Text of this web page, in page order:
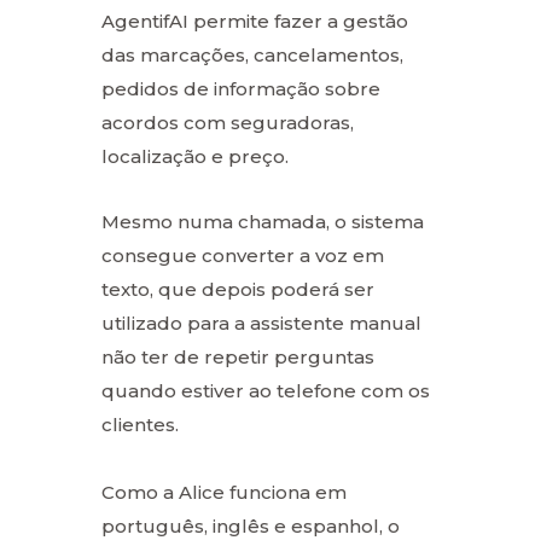
AgentifAI permite fazer a gestão
das marcações, cancelamentos,
pedidos de informação sobre
acordos com seguradoras,
localização e preço.
Mesmo numa chamada, o sistema
consegue converter a voz em
texto, que depois poderá ser
utilizado para a assistente manual
não ter de repetir perguntas
quando estiver ao telefone com os
clientes.
Como a Alice funciona em
português, inglês e espanhol, o